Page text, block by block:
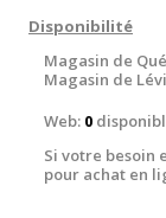
Disponibilité
Magasin de
Magasin de
Web: 0
Si votre besoin
pour achat en